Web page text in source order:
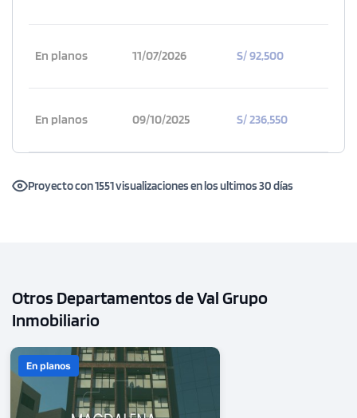
1 unidad disponible
3 dorms. 3 baños
En planos 11/07/2026 S/ 92,500
En planos 09/10/2025 S/ 236,550
Proyecto con 1551 visualizaciones en los ultimos 30 días
Otros Departamentos de Val Grupo
Inmobiliario
En planos